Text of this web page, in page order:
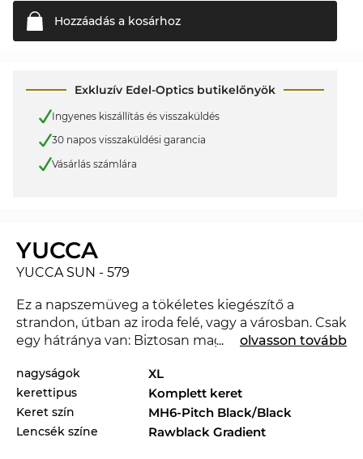
Hozzáadás a kosárhoz
Exkluzív Edel-Optics butikelőnyök
Ingyenes kiszállítás és visszaküldés
30 napos visszaküldési garancia
Vásárlás számlára
YUCCA
YUCCA SUN - 579
Ez a napszemüveg a tökéletes kiegészítő a
strandon, útban az iroda felé, vagy a városban. Csak
egy hátránya van: Biztosan magadra vonzol egy-
teljesen új a piacon, úgyhogy ezzel a szemüveggel
teljesen korszerű lehetsz. Tulajdonképpen jobban
illene a kedvenc öltözékedhez egy másik stílus?
Nézd meg a YUCCA SUN más stílusú modelljeit is a
... olvasson tovább
nagyságok XL
kerettipus Komplett keret
Keret szín MH6-Pitch Black/Black
Lencsék színe Rawblack Gradient